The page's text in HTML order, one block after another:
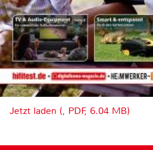
Jetzt laden (, PDF, 6.04 MB)